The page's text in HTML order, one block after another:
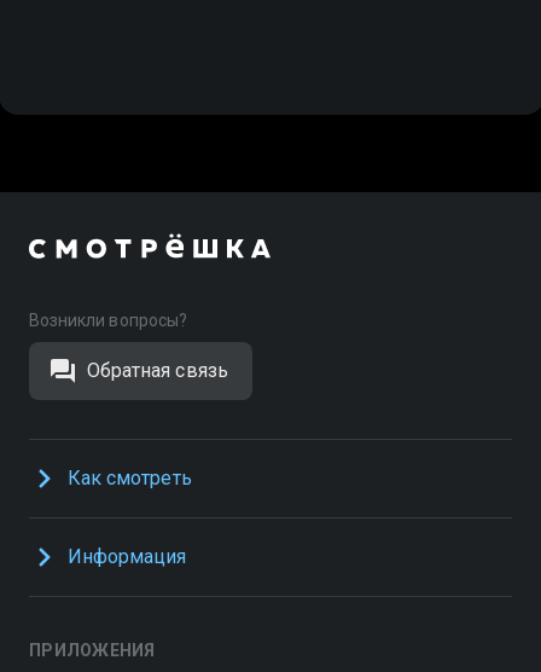
Возникли вопросы?
Обратная связь
Как смотреть
Информация
ПРИЛОЖЕНИЯ